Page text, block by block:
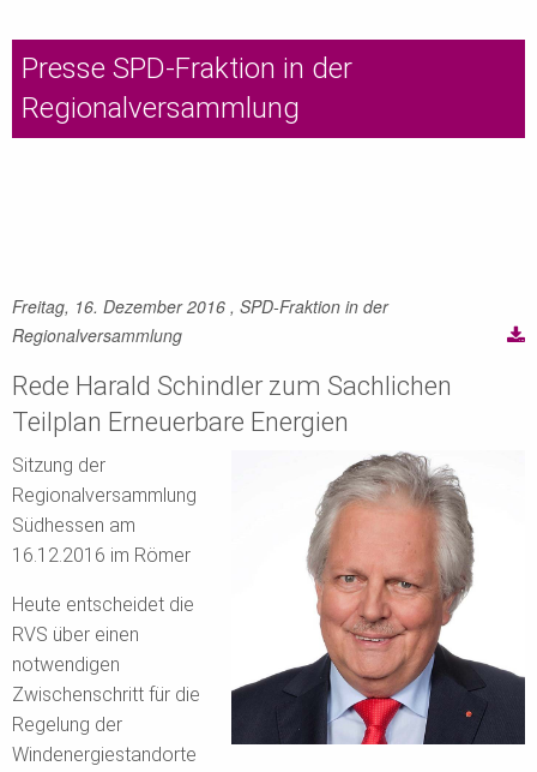
Presse SPD-Fraktion in der
Regionalversammlung
Freitag, 16. Dezember 2016 , SPD-Fraktion in der
Regionalversammlung
Rede Harald Schindler zum Sachlichen
Teilplan Erneuerbare Energien
Sitzung der
Regionalversammlung
Südhessen am
16.12.2016 im Römer
Heute entscheidet die
RVS über einen
notwendigen
Zwischenschritt für die
Regelung der
Windenergiestandorte